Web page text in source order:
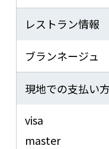
レストラン情報
ブランネージュ
現地での支払い
visa
master